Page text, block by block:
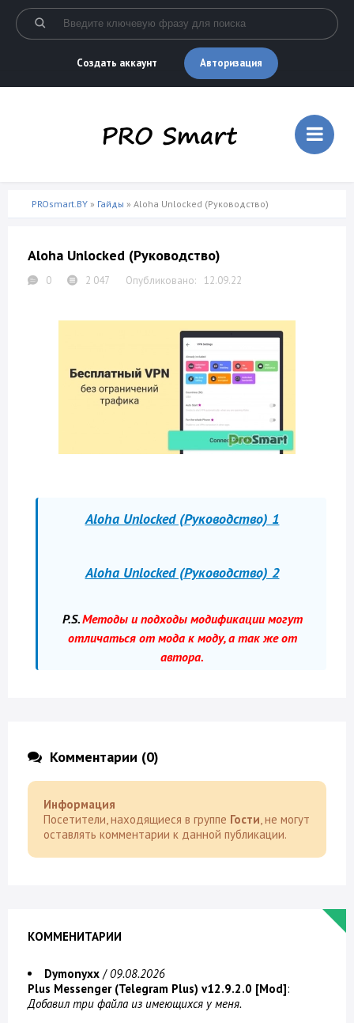
Создать аккаунт Авторизация
PROsmart.BY » Гайды » Aloha Unlocked (Руководство)
Aloha Unlocked (Руководство)
12.09.22
0 2 047
Aloha Unlocked (Руководство) 1
Aloha Unlocked (Руководство) 2
P.S.Методы и подходы модификации могут
отличаться от мода к моду, а так же от
автора.
Комментарии (0)
Информация
Посетители, находящиеся в группе Гости, не могут
оставлять комментарии к данной публикации.
КОММЕНИТАРИИ
Dymonyxx /09.08.2026
Plus Messenger (Telegram Plus) v12.9.2.0 [Mod]:
Добавил три файла из имеющихся у меня.